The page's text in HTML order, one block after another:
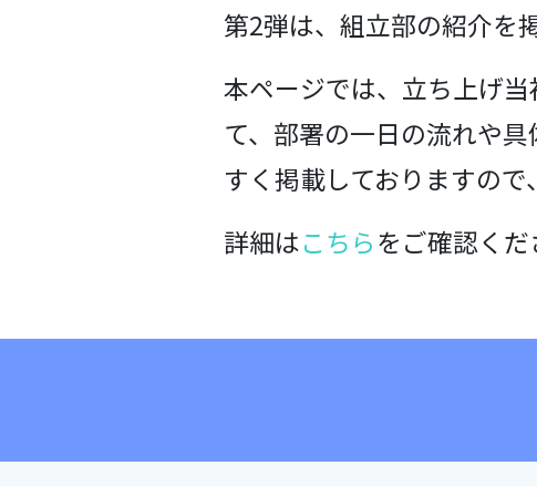
第2弾は、組立部の紹介を
本ページでは、立ち上げ
て、部署の一日の流れや
すく掲載しておりますので
詳細はこちらをご確認くだ